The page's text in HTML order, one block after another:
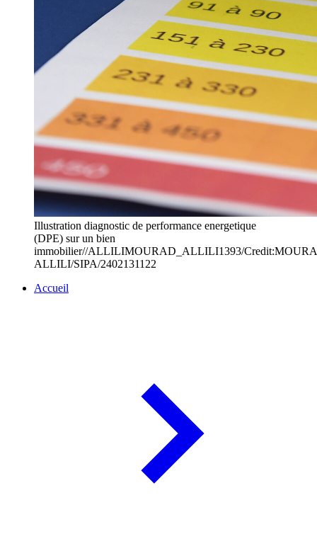
Illustration diagnostic de performance energetique
(DPE) sur un bien
immobilier//ALLILIMOURAD_ALLILI1393/
ALLILI/SIPA/2402131122
Accueil